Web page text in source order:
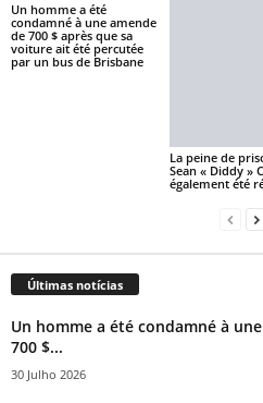
Un homme a été
condamné à une amende
de 700 $ après que sa
voiture ait été percutée
par un bus de Brisbane
La peine de
Sean « Diddy »
également été
Últimas notícias
Un homme a été condamné à
700 $...
30 Julho 2026